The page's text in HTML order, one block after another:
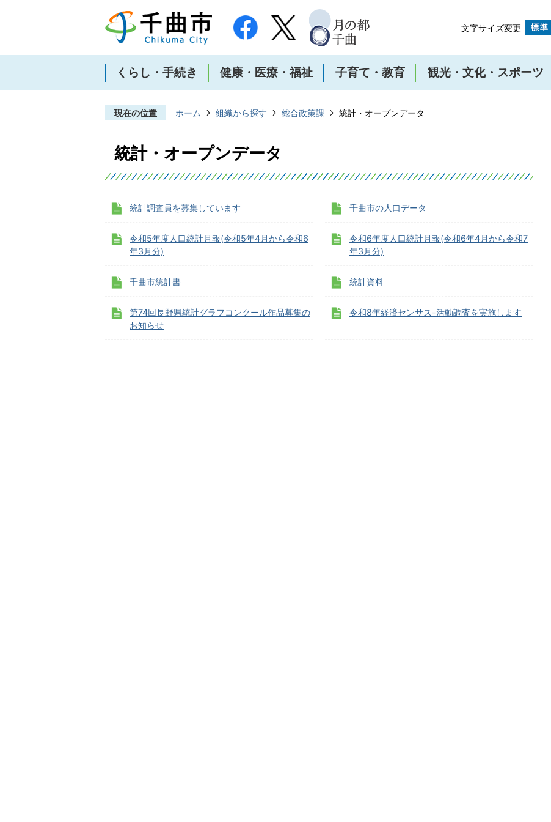
文字サイズ変更
くらし・手続き 健康・医療・福祉 子育て・教育 観光・文化・スポーツ
現在の位置 ホーム 組織から探す 総合政策課 統計・オープンデータ
統計・オープンデータ
統計調査員を募集しています 千曲市の人口データ
令和5年度人口統計月報(令和5年4月から令和6
年3月分)
令和6年度人口統計月報(令和6年4月から令和7
年3月分)
千曲市統計書 統計資料
第74回長野県統計グラフコンクール作品募集の
お知らせ
令和8年経済センサス-活動調査を実施します